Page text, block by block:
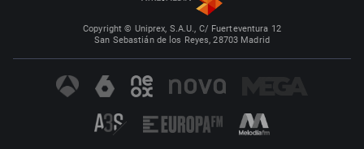
Copyright © Uniprex, S.A.U., C/ Fuerteventura 12
San Sebastián de los Reyes, 28703 Madrid